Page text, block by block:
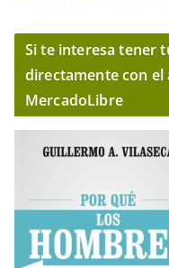
Si te interesa tener
directamente con
MercadoLibre